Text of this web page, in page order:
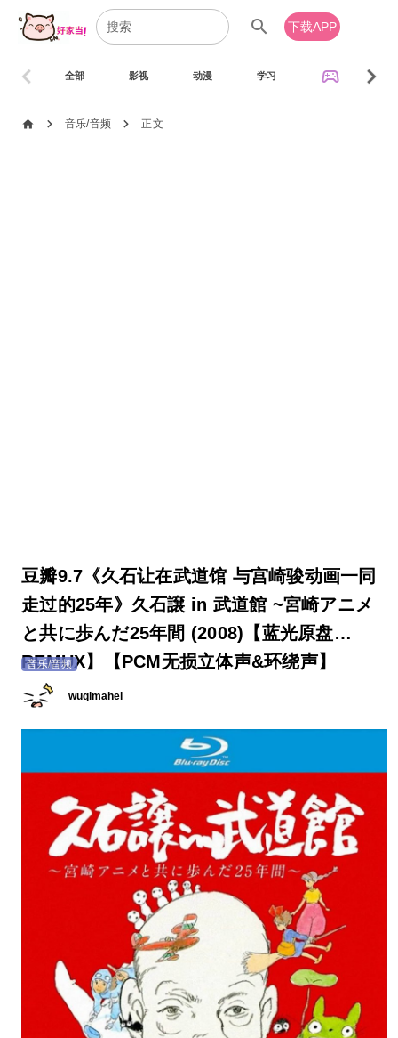
search 下载APP
全部 影视 动漫 学习 sports_esports
chevron_left chevron_right
home chevron_right 音乐/音频 chevron_right 正文
豆瓣9.7《久石让在武道馆 与宫崎骏动画一同
走过的25年》久石譲 in 武道館 ~宮崎アニメ
と共に歩んだ25年間 (2008)【蓝光原盘
REMUX】【PCM无损立体声&环绕声】
音乐/音频
wuqimahei_